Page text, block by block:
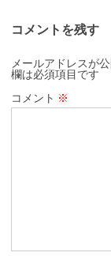
コメントを残す
メールアドレスが
欄は必須項目です
コメント ※